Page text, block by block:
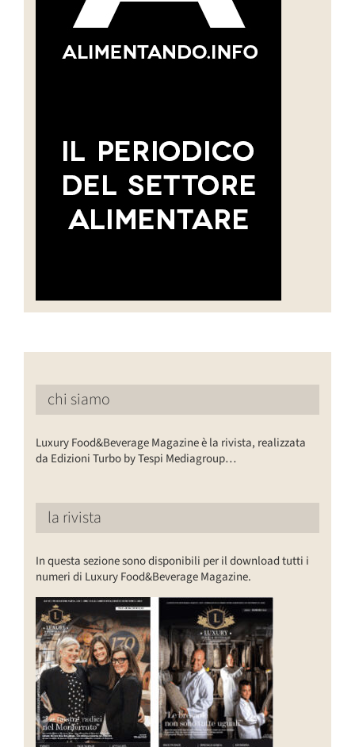
chi siamo
Luxury Food&Beverage Magazine è la rivista, realizzata
da Edizioni Turbo by Tespi Mediagroup…
la rivista
In questa sezione sono disponibili per il download tutti i
numeri di Luxury Food&Beverage Magazine.